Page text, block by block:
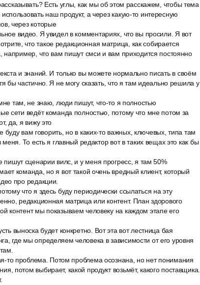
Есть углы, как мы об этом расскажем, чтобы тема
наш продукт, а через какую-то интересную
через которые
видео. Я увидел в комментариях, что вы просили. Я вот
что такое редакционная матрица, как собирается
например, что вам пишут смси и вам приходится постоянно
и знаний. И только вы можете нормально писать в своём
бы частично. Я не могу сказать, что я там идеально решила у
там, не знаю, люди пишут, что-то я полностью
сети ведёт команда полностью, потому что мне потом за
да, я вижу это
вам говорить, но в каких-то важных, ключевых, типа там
То есть я главный редактор вот в таких вещах это как бы
пишут сценарии вилс, и у меня прогресс, я там 50%
команда, но я вот такой очень вредный клиент, который
про редакции.
что я здесь буду периодически ссылаться на эту
редакционная матрица или контент. План здорового
контент мы показываем человеку на каждом этапе его
выноска будет конкретно. Вот эта вот лестница бая
где мы определяем человека в зависимости от его уровня
то проблема. Потом проблема осознана, но нет понимания
потом выбирает, какой продукт возьмёт, какого поставщика.